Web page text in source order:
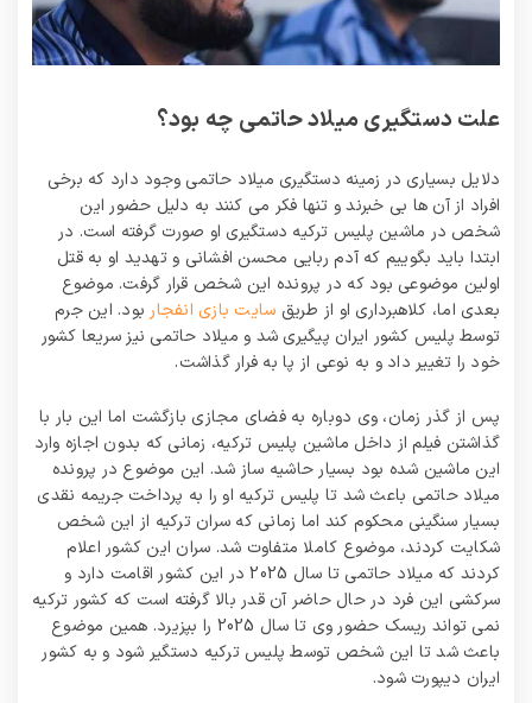
علت دستگیری میلاد حاتمی چه بود؟
دلایل بسیاری در زمینه دستگیری میلاد حاتمی وجود دارد که برخی
افراد از آن ها بی خبرند و تنها فکر می کنند به دلیل حضور این
شخص در ماشین پلیس ترکیه دستگیری او صورت گرفته است. در
ابتدا باید بگوییم که آدم ربایی محسن افشانی و تهدید او به قتل
اولین موضوعی بود که در پرونده این شخص قرار گرفت. موضوع
بعدی اما، کلاهبرداری او از طریق سایت بازی انفجار بود. این جرم
توسط پلیس کشور ایران پیگیری شد و میلاد حاتمی نیز سریعا کشور
خود را تغییر داد و به نوعی از پا به فرار گذاشت.
پس از گذر زمان، وی دوباره به فضای مجازی بازگشت اما این بار با
گذاشتن فیلم از داخل ماشین پلیس ترکیه، زمانی که بدون اجازه وارد
این ماشین شده بود بسیار حاشیه ساز شد. این موضوع در پرونده
میلاد حاتمی باعث شد تا پلیس ترکیه او را به پرداخت جریمه نقدی
بسیار سنگینی محکوم کند اما زمانی که سران ترکیه از این شخص
شکایت کردند، موضوع کاملا متفاوت شد. سران این کشور اعلام
کردند که میلاد حاتمی تا سال 2025 در این کشور اقامت دارد و
سرکشی این فرد در حال حاضر آن قدر بالا گرفته است که کشور ترکیه
نمی تواند ریسک حضور وی تا سال 2025 را بپزیرد. همین موضوع
باعث شد تا این شخص توسط پلیس ترکیه دستگیر شود و به کشور
ایران دیپورت شود.